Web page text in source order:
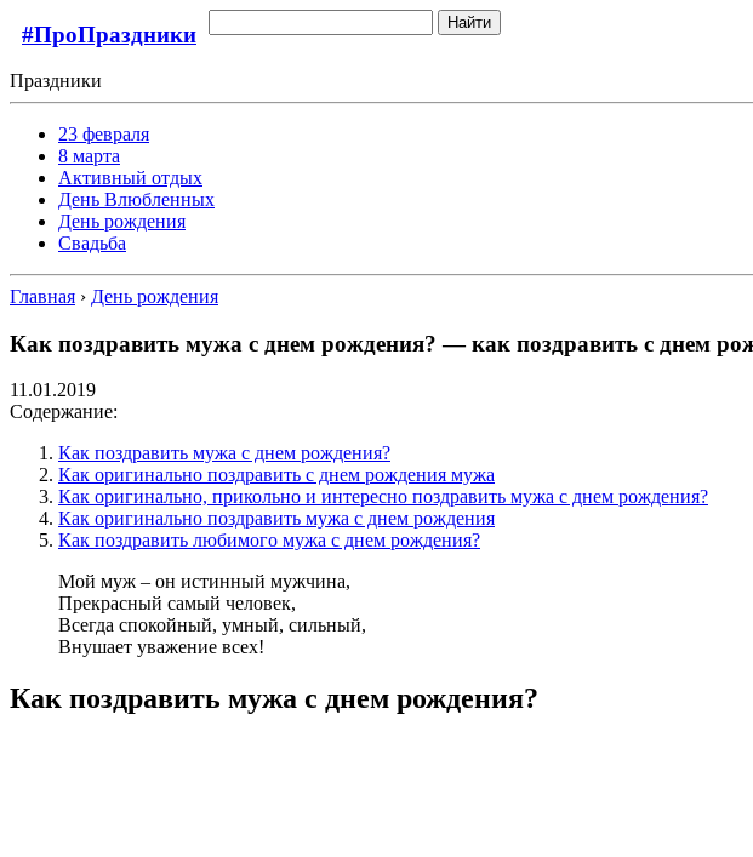
#ПроПраздники Найти
Праздники
23 февраля
8 марта
Активный отдых
День Влюбленных
День рождения
Свадьба
Главная › День рождения
Как поздравить мужа с днем рождения? — как поздравить с днем
11.01.2019
Содержание:
Как поздравить мужа с днем рождения?
Как оригинально поздравить с днем рождения мужа
Как оригинально, прикольно и интересно поздравить мужа с днем рождения?
Как оригинально поздравить мужа с днем рождения
Как поздравить любимого мужа с днем рождения?
Мой муж – он истинный мужчина,
Прекрасный самый человек,
Всегда спокойный, умный, сильный,
Внушает уважение всех!
Как поздравить мужа с днем рождения?